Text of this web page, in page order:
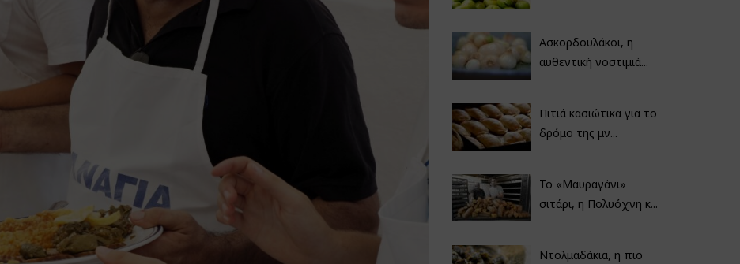
Ασκορδουλάκοι, η
αυθεντική νοστιμιά...
Πιτιά κασιώτικα για το
δρόμο της μν...
Το «Μαυραγάνι»
σιτάρι, η Πολυόχνη κ...
Ντολμαδάκια, η πιο